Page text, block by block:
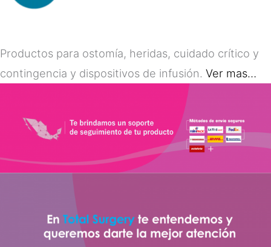
Productos para ostomía, heridas, cuidado crítico y
contingencia y dispositivos de infusión. Ver mas…